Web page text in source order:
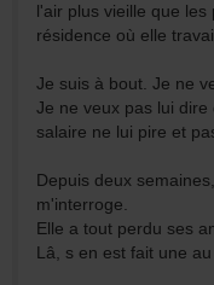
l'air plus vieille que
résidence où elle
Je suis à bout. Je ne
Je ne veux pas lui
salaire ne lui pire et
Depuis deux
m'interroge.
Elle a tout perdu ses
Lâ, s en est fait une